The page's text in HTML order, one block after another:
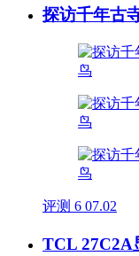
探访千年古
评测 6 07.02
TCL 27C2A